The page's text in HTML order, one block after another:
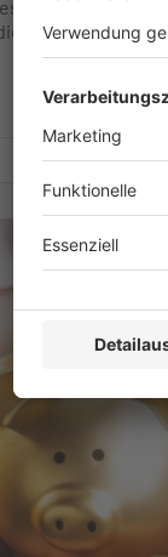
Hingabe von